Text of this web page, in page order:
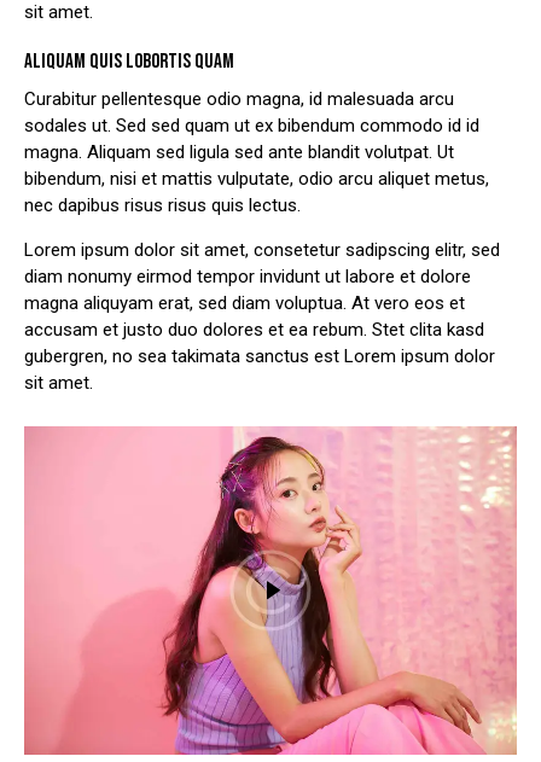
sit amet.
ALIQUAM QUIS LOBORTIS QUAM
Curabitur pellentesque odio magna, id malesuada arcu
sodales ut. Sed sed quam ut ex bibendum commodo id id
magna. Aliquam sed ligula sed ante blandit volutpat. Ut
bibendum, nisi et mattis vulputate, odio arcu aliquet metus,
nec dapibus risus risus quis lectus.
Lorem ipsum dolor sit amet, consetetur sadipscing elitr, sed
diam nonumy eirmod tempor invidunt ut labore et dolore
magna aliquyam erat, sed diam voluptua. At vero eos et
accusam et justo duo dolores et ea rebum. Stet clita kasd
gubergren, no sea takimata sanctus est Lorem ipsum dolor
sit amet.